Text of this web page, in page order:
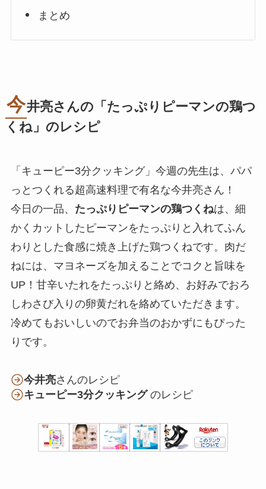
まとめ
今井亮さんの「たっぷりピーマンの鶏つ
くね」のレシピ
「キューピー3分クッキング」今週の先生は、パパ
っとつくれる超高速料理で有名な今井亮さん！
今日の一品、 たっぷりピーマンの鶏つくねは、細
かくカットしたピーマンをたっぷりと入れてふん
わりとした食感に焼き上げた鶏つくねです。肉だ
ねには、マヨネーズを加えることでコクと旨味を
UP！甘辛いたれをたっぷりと絡め、お好みでおろ
しわさび入りの卵黄だれを絡めていただきます。
冷めてもおいしいのでお弁当のおかずにもぴった
りです。
今井亮さんのレシピ
キューピー3分クッキングのレシピ